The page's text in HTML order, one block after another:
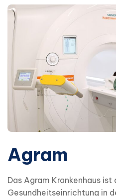
Agram
Das Agram Krankenhaus
Gesundheitseinrichtung in